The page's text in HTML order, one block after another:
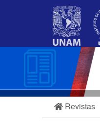
Barra
Revistas